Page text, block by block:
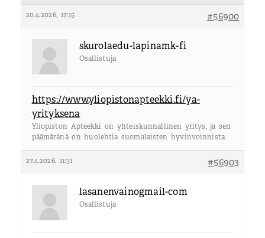
20.4.2026, 17:15 #56900
skurolaedu-lapinamk-fi
Osallistuja
https://www.yliopistonapteekki.fi/ya-
yrityksena
Yliopiston Apteekki on yhteiskunnallinen yritys, ja sen
päämäränä on huolehtia suomalaisten hyvinvoinnista.
27.4.2026, 11:31 #56903
lasanenvainogmail-com
Osallistuja